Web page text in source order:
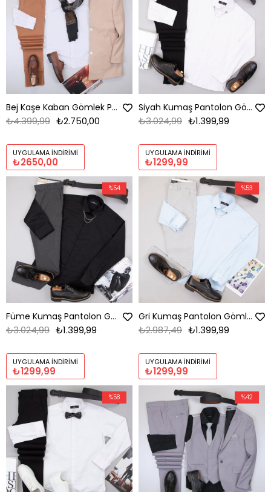
Bej Kaşe Kaban Gömlek Pantolon Ayakkabı Kombin
₺2.750,00
₺4.399,99
UYGULAMA İNDIRIMI
₺2650,00
Siyah Kumaş Pantolon Gömlek Ayakkabı Kombin
₺1.399,99
₺3.024,99
UYGULAMA İNDIRIMI
₺1299,99
Füme Kumaş Pantolon Gömlek Ayakkabı Kombin
₺1.399,99
₺3.024,99
UYGULAMA İNDIRIMI
₺1299,99
%54
Gri Kumaş Pantolon Gömlek Ayakkabı Kombin
₺1.399,99
₺2.987,49
UYGULAMA İNDIRIMI
₺1299,99
%53
%58 %42